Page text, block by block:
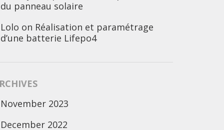
du panneau solaire
Lolo on Réalisation et paramétrage
d’une batterie Lifepo4
November 2023
December 2022